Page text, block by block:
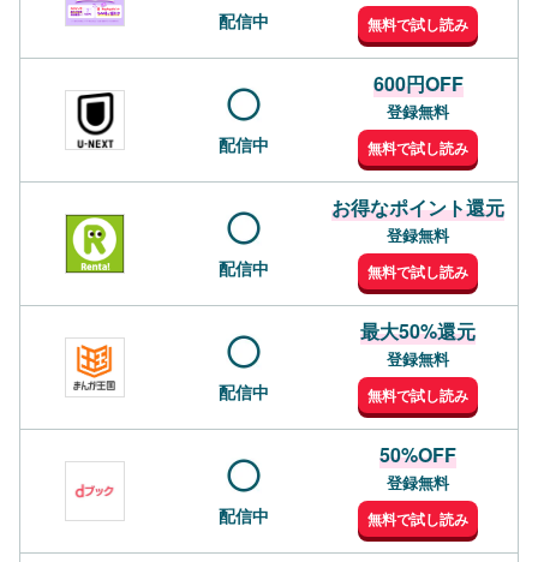
配信中 無料で試し読み
配信中
600円OFF
登録無料
無料で試し読み
配信中
お得なポイント還元
登録無料
無料で試し読み
配信中
最大50%還元
登録無料
無料で試し読み
配信中
50%OFF
登録無料
無料で試し読み